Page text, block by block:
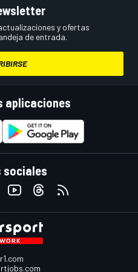
y ofertas
de entrada.
aplicaciones
sociales